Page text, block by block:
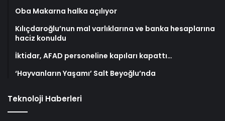
Oba Makarna halka açılıyor
Kılıçdaroğlu’nun mal varlıklarına ve banka hesaplarına
haciz konuldu
İktidar, AFAD personeline kapıları kapattı…
‘Hayvanların Yaşamı’ Salt Beyoğlu’nda
Teknoloji Haberleri